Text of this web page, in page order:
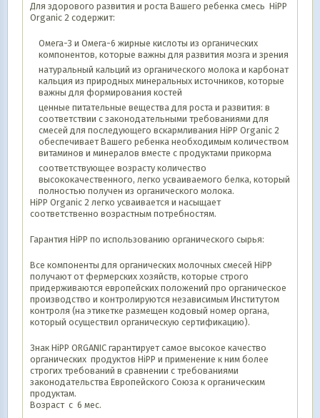
Для здорового развития и роста Вашего ребенка смесь HіPP
Organic 2 содержит:
Омега-3 и Омега-6 жирные кислоты из органических
компонентов, которые важны для развития мозга и зрения
натуральный кальций из органического молока и карбонат
кальция из природных минеральных источников, которые
важны для формирования костей
ценные питательные вещества для роста и развития: в
соответствии с законодательными требованиями для
смесей для последующего вскармливания HiPP Organic 2
обеспечивает Вашего ребенка необходимым количеством
витаминов и минералов вместе с продуктами прикорма
соответствующее возрасту количество
высококачественного, легко усваиваемого белка, который
полностью получен из органического молока.
HiPP Organic 2 легко усваивается и насыщает
соответственно возрастным потребностям.
Гарантия HіPP по использованию органического сырья:
Все компоненты для органических молочных смесей HіPP
получают от фермерских хозяйств, которые строго
придерживаются европейских положений про органическое
производство и контролируются независимым Институтом
контроля (на этикетке размещен кодовый номер органа,
который осуществил органическую сертификацию).
Знак HіPP ORGANIC гарантирует самое высокое качество
органических продуктов HіPP и применение к ним более
строгих требований в сравнении с требованиями
законодательства Европейского Союза к органическим
продуктам.
Возраст с 6 мес.